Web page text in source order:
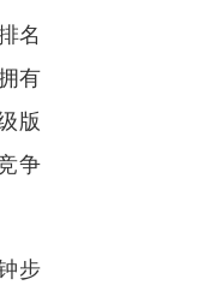
名
有
版
争
步